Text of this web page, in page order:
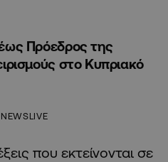
Πρόεδρος της
στο Κυπριακό
που εκτείνονται σε